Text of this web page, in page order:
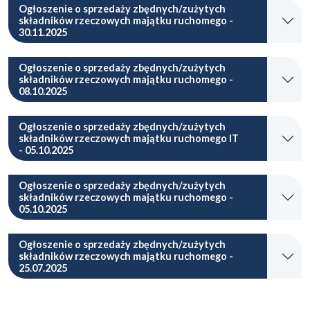
Ogłoszenie o sprzedaży zbędnych/zużytych
składników rzeczowych majątku ruchomego -
30.11.2025
Ogłoszenie o sprzedaży zbędnych/zużytych
składników rzeczowych majątku ruchomego -
08.10.2025
Ogłoszenie o sprzedaży zbędnych/zużytych
składników rzeczowych majątku ruchomego IT
- 05.10.2025
Ogłoszenie o sprzedaży zbędnych/zużytych
składników rzeczowych majątku ruchomego -
05.10.2025
Ogłoszenie o sprzedaży zbędnych/zużytych
składników rzeczowych majątku ruchomego -
25.07.2025